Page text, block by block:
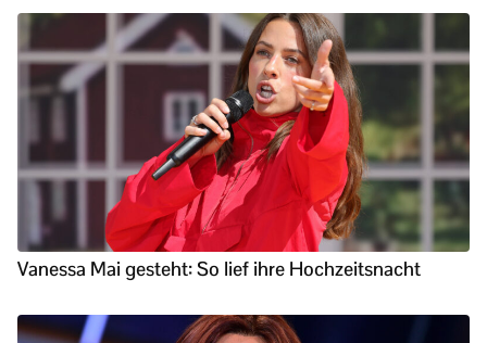
Vanessa Mai gesteht: So lief ihre Hochzeitsnacht